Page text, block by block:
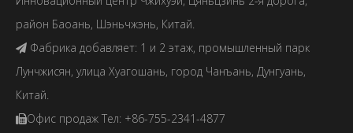
район Баоань, Шэньчжэнь, Китай.
 Фабрика добавляет: 1 и 2 этаж, промышленный парк
Лунчжисян, улица Хуагошань, город Чанъань, Дунгуань,
Китай.
Офис продаж Тел: +86-755-2341-4877